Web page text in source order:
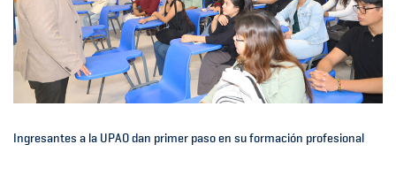
Ingresantes a la UPAO dan primer paso en su formación profesional